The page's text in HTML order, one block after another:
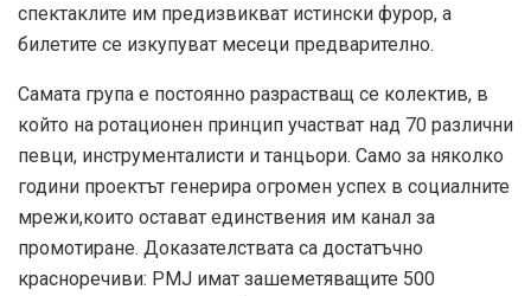
спектаклите им предизвикват истински фурор, а
билетите се изкупуват месеци предварително.
Самата група е постоянно разрастващ се колектив, в
който на ротационен принцип участват над 70 различни
певци, инструменталисти и танцьори. Само за няколко
години проектът генерира огромен успех в социалните
мрежи,които остават единствения им канал за
промотиране. Доказателствата са достатъчно
красноречиви: PMJ имат зашеметяващите 500